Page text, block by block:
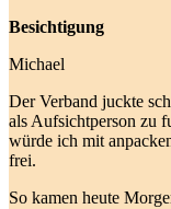
Besichtigung
Michael
Der Verband juckte
als Aufsichtperson zu
würde ich mit
frei.
So kamen heute